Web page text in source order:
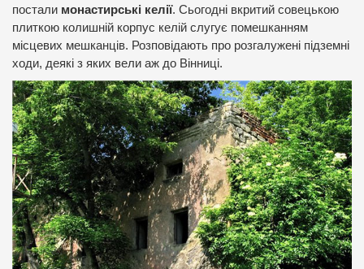
постали монастирські келії. Сьогодні вкритий совецькою
плиткою колишній корпус келій слугує помешканням
місцевих мешканців. Розповідають про розгалужені підземні
ходи, деякі з яких вели аж до Вінниці.